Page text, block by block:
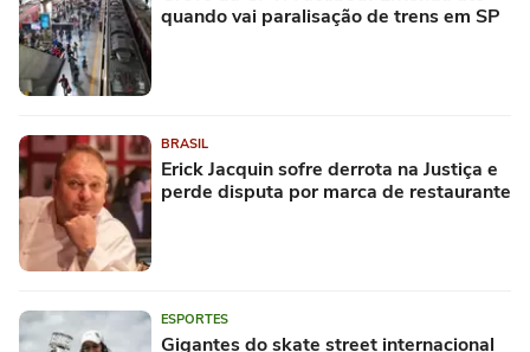
quando vai paralisação de trens em SP
BRASIL
Erick Jacquin sofre derrota na Justiça e
perde disputa por marca de restaurante
ESPORTES
Gigantes do skate street internacional